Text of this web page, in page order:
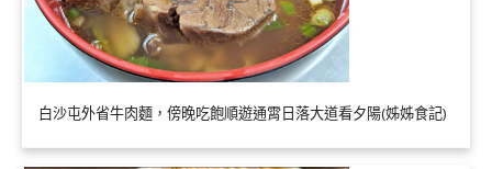
白沙屯外省牛肉麵，傍晚吃飽順遊通霄日落大道看夕陽(姊姊食記)